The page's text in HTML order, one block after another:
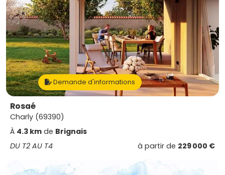
Demande d'informations
Rosaé
Charly (69390)
À 4.3 km de Brignais
DU T2 AU T4
à partir de 229 000 €